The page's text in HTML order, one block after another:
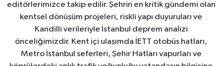
editörlerimizce takip edilir. Şehrin en kritik gündemi olan
kentsel dönüşüm projeleri, riskli yapı duyuruları ve
Kandilli verileriyle İstanbul deprem analizi
önceliğimizdir. Kent içi ulaşımda İETT otobüs hatları,
Metro İstanbul seferleri, Şehir Hatları vapurları ve